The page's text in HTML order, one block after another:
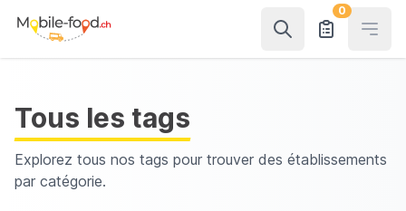
0
Tous les tags
Explorez tous nos tags pour trouver des établissements
par catégorie.